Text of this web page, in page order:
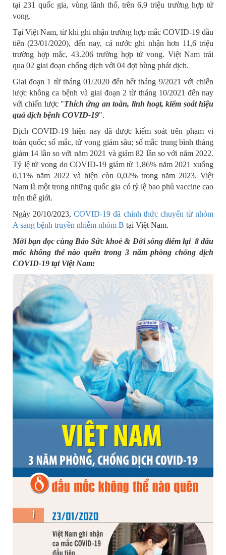
tại 231 quốc gia, vùng lãnh thổ, trên 6,9 triệu trường hợp tử
vong.
Tại Việt Nam, từ khi ghi nhận trường hợp mắc COVID-19 đầu
tiên (23/01/2020), đến nay, cả nước ghi nhận hơn 11,6 triệu
trường hợp mắc, 43.206 trường hợp tử vong. Việt Nam trải
qua 02 giai đoạn chống dịch với 04 đợt bùng phát dịch.
Giai đoạn 1 từ tháng 01/2020 đến hết tháng 9/2021 với chiến
lược không ca bệnh và giai đoạn 2 từ tháng 10/2021 đến nay
với chiến lược "Thích ứng an toàn, linh hoạt, kiểm soát hiệu
quả dịch bệnh COVID-19".
Dịch COVID-19 hiện nay đã được kiểm soát trên phạm vi
toàn quốc; số mắc, tử vong giảm sâu; số mắc trung bình tháng
giảm 14 lần so với năm 2021 và giảm 82 lần so với năm 2022.
Tỷ lệ tử vong do COVID-19 giảm từ 1,86% năm 2021 xuống
0,11% năm 2022 và hiện còn 0,02% trong năm 2023. Việt
Nam là một trong những quốc gia có tỷ lệ bao phủ vaccine cao
trên thế giới.
Ngày 20/10/2023,COVID-19 đã chính thức chuyển từ nhóm
A sang bệnh truyền nhiễm nhóm B tại Việt Nam.
Mời bạn đọc cùng Báo Sức khoẻ & Đời sống điểm lại 8 dấu
mốc không thể nào quên trong 3 năm phòng chống dịch
COVID-19 tại Việt Nam: